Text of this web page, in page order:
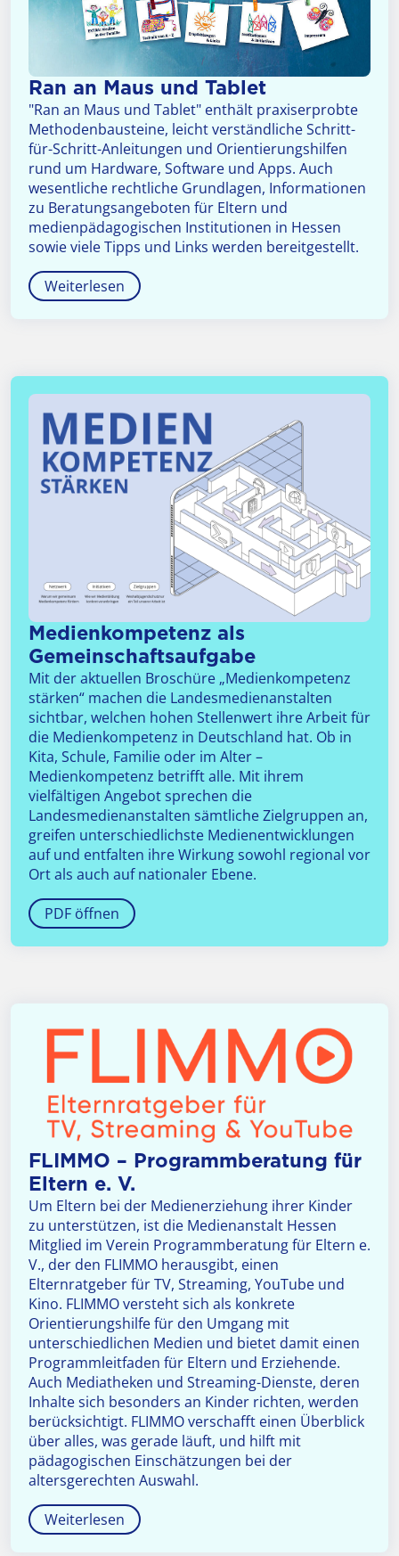
Ran an Maus und Tablet
"Ran an Maus und Tablet" enthält praxiserprobte
Methodenbausteine, leicht verständliche Schritt-
für-Schritt-Anleitungen und Orientierungshilfen
rund um Hardware, Software und Apps. Auch
wesentliche rechtliche Grundlagen, Informationen
zu Beratungsangeboten für Eltern und
medienpädagogischen Institutionen in Hessen
sowie viele Tipps und Links werden bereitgestellt.
Weiterlesen
Medienkompetenz als
Gemeinschaftsaufgabe
Mit der aktuellen Broschüre „Medienkompetenz
stärken“ machen die Landesmedienanstalten
sichtbar, welchen hohen Stellenwert ihre Arbeit für
die Medienkompetenz in Deutschland hat. Ob in
Kita, Schule, Familie oder im Alter –
Medienkompetenz betrifft alle. Mit ihrem
vielfältigen Angebot sprechen die
Landesmedienanstalten sämtliche Zielgruppen an,
greifen unterschiedlichste Medienentwicklungen
auf und entfalten ihre Wirkung sowohl regional vor
Ort als auch auf nationaler Ebene.
PDF öffnen
FLIMMO – Pro­gramm­bera­tung für
Eltern e. V.
Um Eltern bei der Medienerziehung ihrer Kinder
zu unterstützen, ist die Medienanstalt Hessen
Mitglied im Verein Programmberatung für Eltern e.
V., der den FLIMMO herausgibt, einen
Elternratgeber für TV, Streaming, YouTube und
Kino. FLIMMO versteht sich als konkrete
Orientierungshilfe für den Umgang mit
unterschiedlichen Medien und bietet damit einen
Programmleitfaden für Eltern und Erziehende.
Auch Mediatheken und Streaming-Dienste, deren
Inhalte sich besonders an Kinder richten, werden
berücksichtigt. FLIMMO verschafft einen Überblick
über alles, was gerade läuft, und hilft mit
pädagogischen Einschätzungen bei der
altersgerechten Auswahl.
Weiterlesen